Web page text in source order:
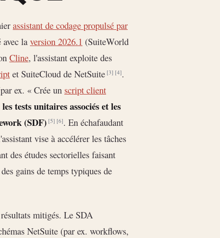
assistant de codage propulsé par
la version 2026.1 (SuiteWorld
Cline, l'assistant exploite des
et SuiteCloud de NetSuite[3] [4].
ex. « Crée un script client
tests unitaires associés et les
(SDF) [5] [6]. En échafaudant
vise à accélérer les tâches
des études sectorielles faisant
gains de temps typiques de
mitigés. Le SDA
NetSuite (par ex. workflows,